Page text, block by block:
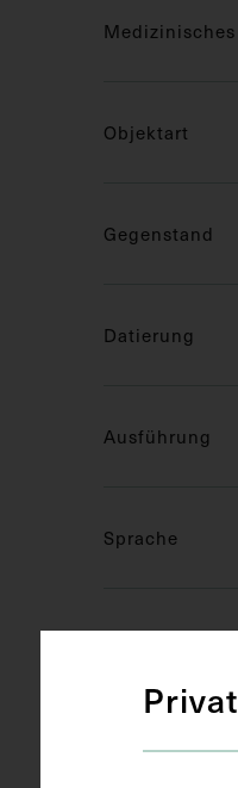
Objektart
Gegenstand
Datierung
Ausführung
Sprache
Ort